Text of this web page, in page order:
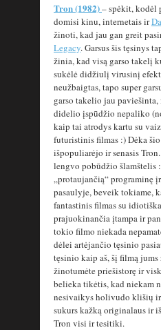
Tron (1982)– spėkit, kodėl
domisi kinu, internetais ir
žinoti, kad jau gan greit
Legacy. Garsus šis tęsinys
žinia, kad visą garso takelį
sukėlė didžiulį virusinį
neužbaigtas, tapo super
garso takelio jau paviešinta,
didelio įspūdžio nepaliko
kaip tai atrodys kartu su
futuristinis filmas :) Dėka
išpopuliarėjo ir senasis
lengvo pobūdžio šlamštelis
„protaujančią“ programinę
pasaulyje, beveik tokiame,
fantastinis filmas su
prajuokinančia įtampa ir
tokio filmo niekada
dėlei artėjančio tęsinio
tęsinio kaip aš, šį filmą
žinotumėte priešistorę ir
belieka tikėtis, kad niekam
nesivaikys holivudo klišių
sukurs kažką originalaus ir
Tron visi ir tesitiki.